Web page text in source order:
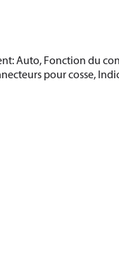
Auto, Fonction du
pour cosse,